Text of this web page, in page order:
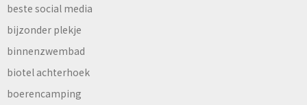
beste social media
bijzonder plekje
binnenzwembad
biotel achterhoek
boerencamping